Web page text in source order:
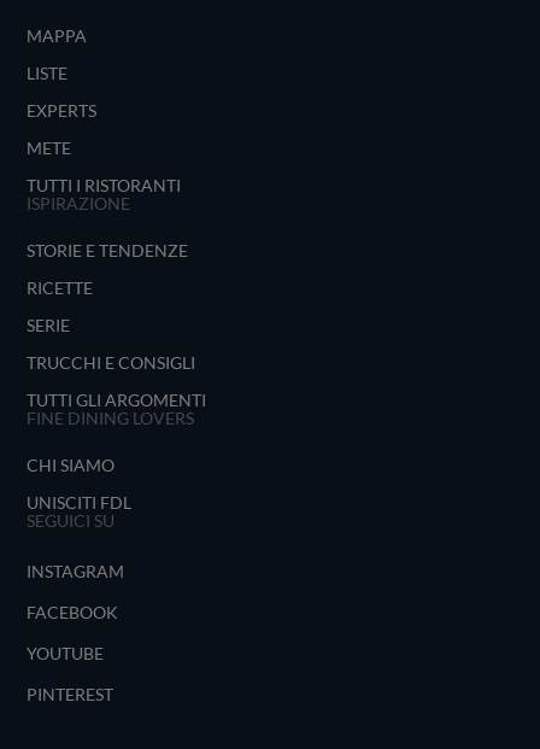
MAPPA
LISTE
EXPERTS
METE
TUTTI I RISTORANTI
ISPIRAZIONE
STORIE E TENDENZE
RICETTE
SERIE
TRUCCHI E CONSIGLI
TUTTI GLI ARGOMENTI
FINE DINING LOVERS
CHI SIAMO
UNISCITI FDL
SEGUICI SU
INSTAGRAM
FACEBOOK
YOUTUBE
PINTEREST